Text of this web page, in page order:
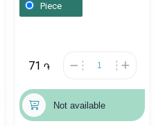
Piece
71 ֏
Not available